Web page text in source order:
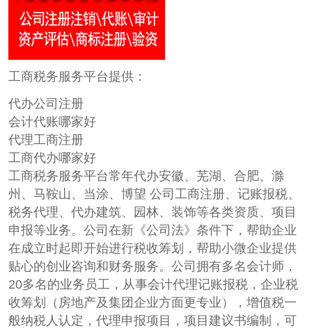
工商税务服务平台提供：
代办公司注册
会计代账哪家好
代理工商注册
工商代办哪家好
工商税务服务平台常年代办安徽、芜湖、合肥、滁
州、马鞍山、当涂、博望 公司工商注册、记账报税、
税务代理、代办建筑、园林、装饰等各类资质、项目
申报等业务。公司在新《公司法》条件下，帮助企业
在成立时起即开始进行税收筹划，帮助小微企业提供
贴心的创业咨询和财务服务。公司拥有多名会计师，
20多名的业务员工，从事会计代理记账报税，企业税
收筹划（房地产及集团企业方面更专业），增值税一
般纳税人认定，代理申报项目，项目建议书编制，可